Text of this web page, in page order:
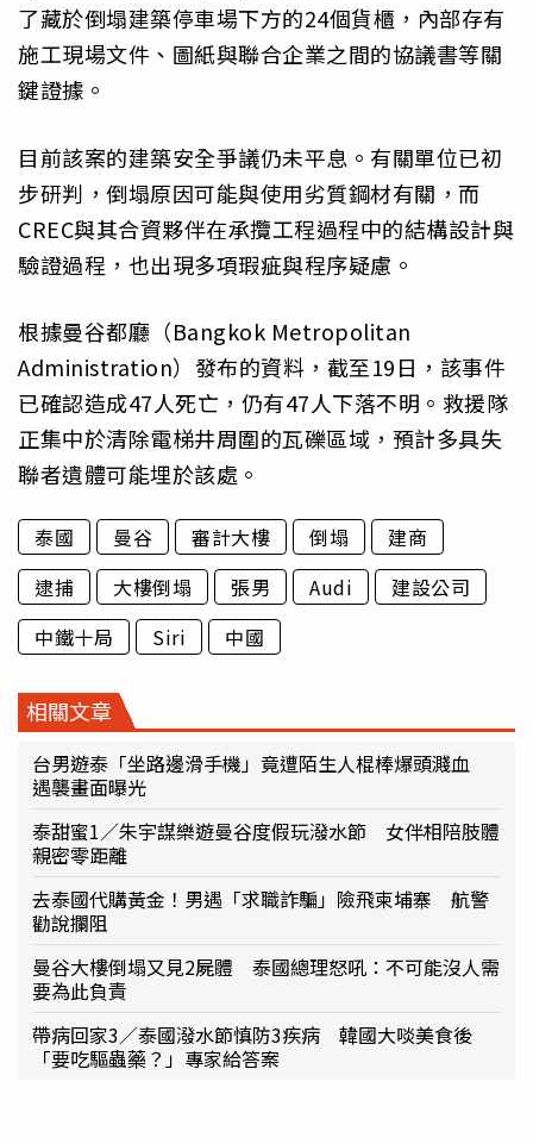
了藏於倒塌建築停車場下方的24個貨櫃，內部存有
施工現場文件、圖紙與聯合企業之間的協議書等關
鍵證據。
目前該案的建築安全爭議仍未平息。有關單位已初
步研判，倒塌原因可能與使用劣質鋼材有關，而
CREC與其合資夥伴在承攬工程過程中的結構設計與
驗證過程，也出現多項瑕疵與程序疑慮。
根據曼谷都廳（Bangkok Metropolitan
Administration）發布的資料，截至19日，該事件
已確認造成47人死亡，仍有47人下落不明。救援隊
正集中於清除電梯井周圍的瓦礫區域，預計多具失
聯者遺體可能埋於該處。
泰國 曼谷 審計大樓 倒塌
建商
逮捕
大樓倒塌 張男 Audi
建設公司
中鐵十局
Siri 中國
相關文章
台男遊泰「坐路邊滑手機」竟遭陌生人棍棒爆頭濺血
遇襲畫面曝光
泰甜蜜1／朱宇謀樂遊曼谷度假玩潑水節 女伴相陪肢體
親密零距離
去泰國代購黃金！男遇「求職詐騙」險飛柬埔寨 航警
勸說攔阻
曼谷大樓倒塌又見2屍體 泰國總理怒吼：不可能沒人需
要為此負責
帶病回家3／泰國潑水節慎防3疾病 韓國大啖美食後
「要吃驅蟲藥？」專家給答案